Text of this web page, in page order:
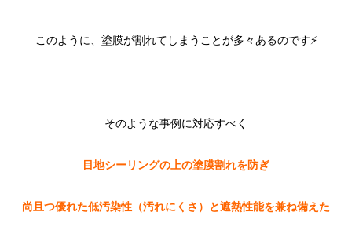
このように、塗膜が割れてしまうことが多々あるのです⚡
そのような事例に対応すべく
目地シーリングの上の塗膜割れを防ぎ
尚且つ優れた低汚染性（汚れにくさ）と遮熱性能を兼ね備えた